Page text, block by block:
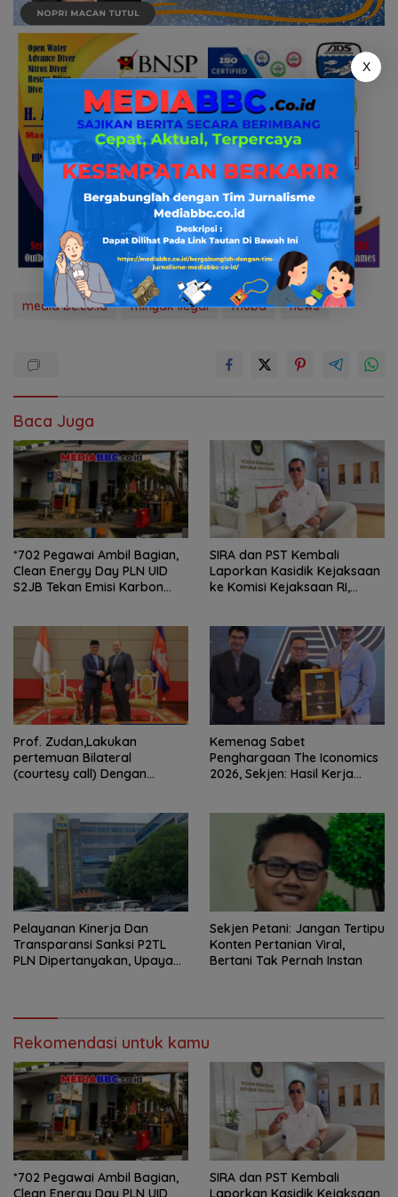
media bc.co.id minyak ilegal muba news
Baca Juga
*702 Pegawai Ambil Bagian,
Clean Energy Day PLN UID
S2JB Tekan Emisi Karbon
SIRA dan PST Kembali
Laporkan Kasidik Kejaksaan
ke Komisi Kejaksaan RI,
Penanganan Kasus Irigasi Air
Lemutu
Prof. Zudan,Lakukan
pertemuan Bilateral
(courtesy call) Dengan
Siapkan Indonesia Jadi Pusat
Kolaborasi ASN ASEAN
Kemenag Sabet
Penghargaan The Iconomics
2026, Sekjen: Hasil Kerja
Pelayanan Kinerja Dan
Transparansi Sanksi P2TL
PLN Dipertanyakan, Upaya
Sekjen Petani: Jangan Tertipu
Konten Pertanian Viral,
Bertani Tak Pernah Instan
Rekomendasi untuk kamu
*702 Pegawai Ambil Bagian,
Clean Energy Day PLN UID
SIRA dan PST Kembali
Laporkan Kasidik Kejaksaan
X